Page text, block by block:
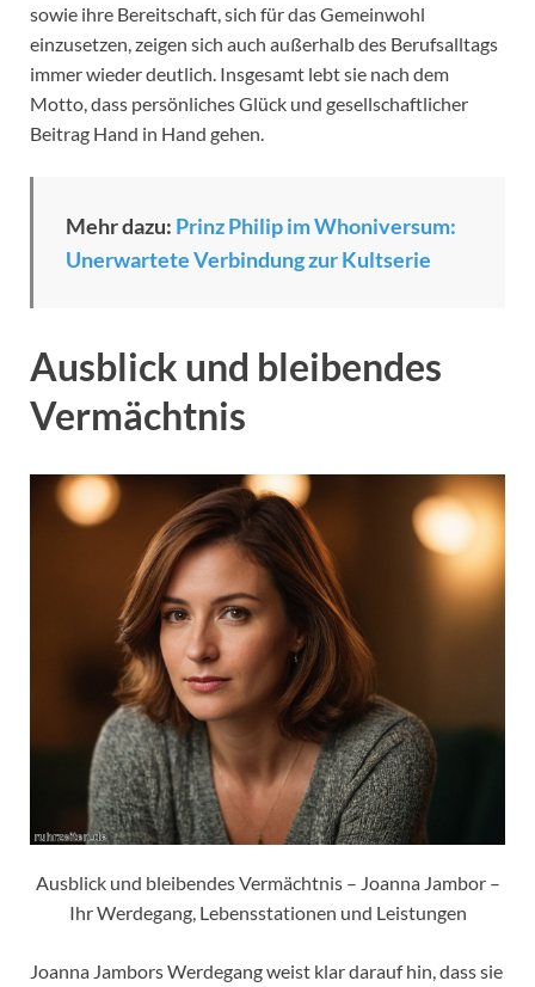
sowie ihre Bereitschaft, sich für das Gemeinwohl
einzusetzen, zeigen sich auch außerhalb des Berufsalltags
immer wieder deutlich. Insgesamt lebt sie nach dem
Motto, dass persönliches Glück und gesellschaftlicher
Beitrag Hand in Hand gehen.
Mehr dazu: Prinz Philip im Whoniversum:
Unerwartete Verbindung zur Kultserie
Ausblick und bleibendes
Vermächtnis
Ausblick und bleibendes Vermächtnis – Joanna Jambor –
Ihr Werdegang, Lebensstationen und Leistungen
Joanna Jambors Werdegang weist klar darauf hin, dass sie